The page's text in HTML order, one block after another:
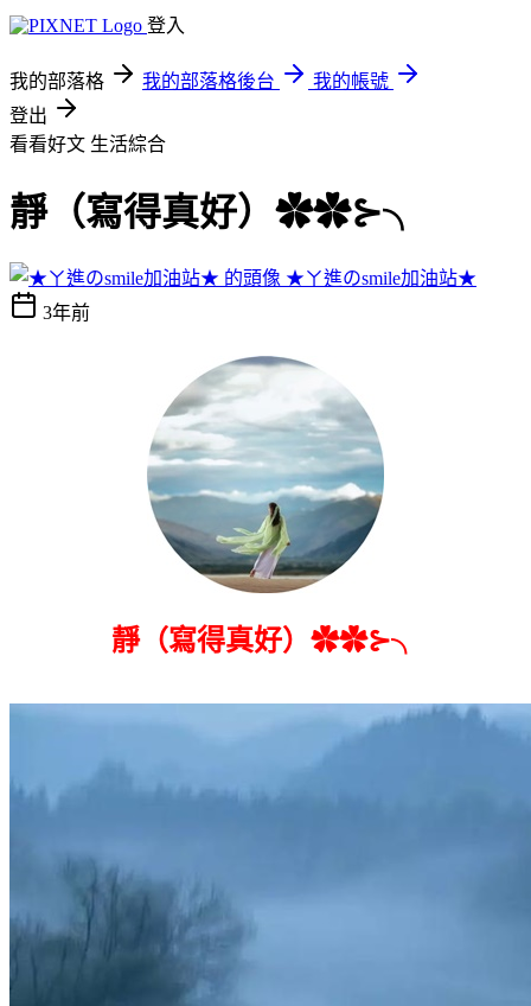
登入
我的部落格 我的部落格後台
我的帳號
登出
看看好文 生活綜合
靜（寫得真好）✿✿⊱╮
★ㄚ進のsmile加油站★
3年前
靜（寫得真好）✿✿⊱╮